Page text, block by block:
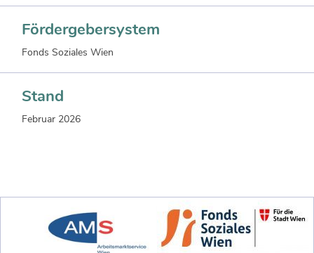
Fördergebersystem
Fonds Soziales Wien
Stand
Februar 2026